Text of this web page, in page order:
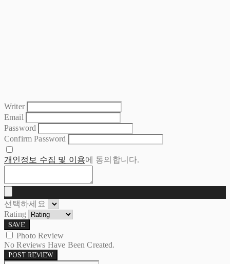
Writer
Email
Password
Confirm Password
개인정보 수집 및 이용에 동의합니다.
선택하세요
Rating
SAVE
Photo Review
No Reviews Have Been Created.
POST REVIEW